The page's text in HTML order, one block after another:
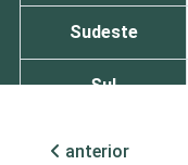
Sudeste
Sul
anterior